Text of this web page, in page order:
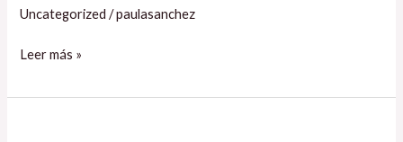
Uncategorized /paulasanchez
Leer más »